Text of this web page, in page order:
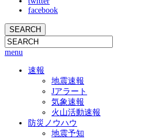
facebook
menu
速報
地震速報
Jアラート
気象速報
火山活動速報
防災ノウハウ
地震予知